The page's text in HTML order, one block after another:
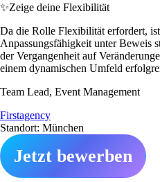
✨Zeige deine Flexibilität
Da die Rolle Flexibilität erfordert,
Anpassungsfähigkeit unter Beweis
der Vergangenheit auf
einem dynamischen Umfeld
Team Lead, Event Management
Firstagency
Standort: München
Jetzt bewerben